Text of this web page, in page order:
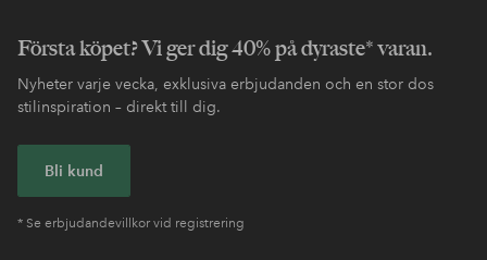
Första köpet? Vi ger dig 40% på dyraste* varan.
Nyheter varje vecka, exklusiva erbjudanden och en stor dos
stilinspiration – direkt till dig.
Bli kund
* Se erbjudandevillkor vid registrering